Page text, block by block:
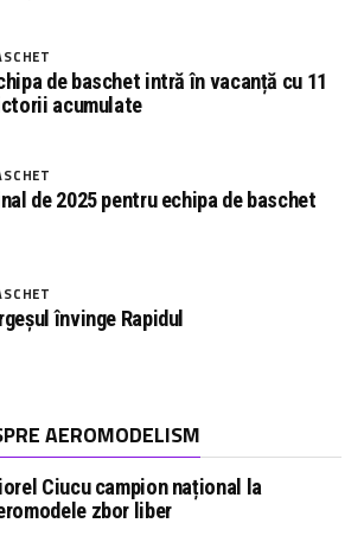
de baschet intră în vacanță cu 11
acumulate
de 2025 pentru echipa de baschet
învinge Rapidul
AEROMODELISM
Ciucu campion național la
zbor liber